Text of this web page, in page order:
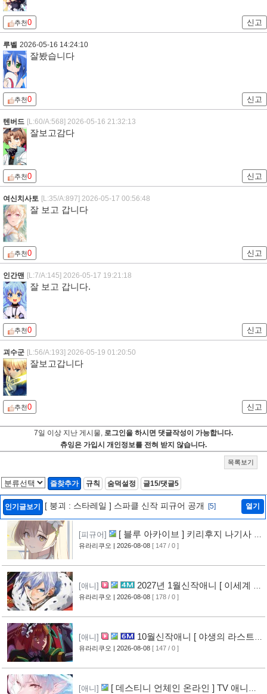
추천0 신고
루벨 2026-05-16 14:24:10
잘봤습니다
추천0 신고
텐버드 [L:60/A:568] 2026-05-16 21:32:13
잘보고감다
추천0 신고
여신치사토 [L:35/A:897] 2026-05-17 00:56:48
잘 보고 갑니다
추천0 신고
인간맨 [L:7/A:145] 2026-05-17 19:21:18
잘 보고 갑니다.
추천0 신고
괴수군 [L:56/A:193] 2026-05-19 01:20:50
잘보고갑니다
추천0 신고
7일 이상 지난 게시물, 로그인을 하시면 댓글작성이 가능합니다.
츄잉은 가입시 개인정보를 전혀 받지 않습니다.
목록보기
즐찾추가 규칙 숨덕설정 글15/댓글5
인기글보기 [ 붕괴 : 스타레일 ] 스파클 신작 피규어 공개 [5] 열기
[피규어]
[ 블루 아카이브 ] 키리후지 나기사 신
작 피규어 공개 [4]
유라리쿠오 | 2026-08-08 [ 147 / 0 ]
[애니]
2027년 1월신작애니 [ 이세계 전
생 소동기 ] PV 영상 공개
유라리쿠오 | 2026-08-08 [ 178 / 0 ]
[애니]
10월신작애니 [ 야생의 라스트
보스가 나타났다! ] 2기 PV 영상 공개
유라리쿠오 | 2026-08-08 [ 147 / 0 ]
[애니]
[ 데스티니 언체인 온라인 ] TV 애니메